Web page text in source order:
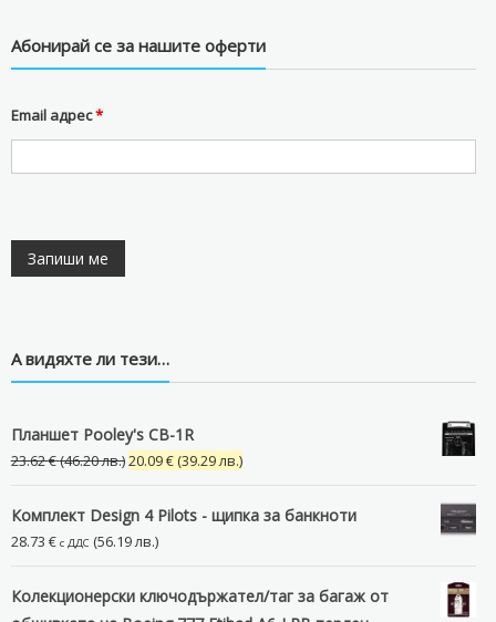
Facebook
TwitterYouTube
Абонирай се за нашите оферти
Email адрес*
А видяхте ли тези…
Планшет Pooley's CB-1R
23.62€(46.20 лв.)Original
was:
23.62 €
20.09€(39.29 лв.)Текущата
е:
лв.).
Комплект Design 4 Pilots - щипка за банкноти
28.73 € с ДДС (56.19 лв.)
Колекционерски ключодържател/таг за багаж от